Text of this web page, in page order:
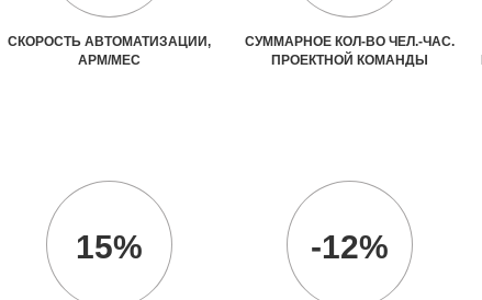
СКОРОСТЬ АВТОМАТИЗАЦИИ,
АРМ/МЕС
СУММАРНОЕ КОЛ-ВО ЧЕЛ.-ЧАС.
ПРОЕКТНОЙ КОМАНДЫ
15% -12%